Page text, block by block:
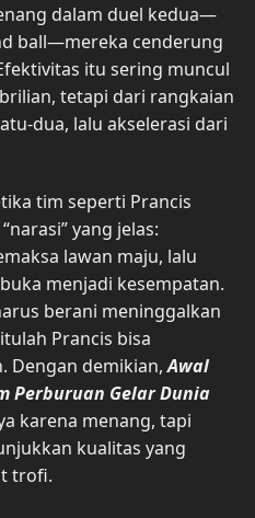
dalam duel kedua—
ball—mereka cenderung
itu sering muncul
tetapi dari rangkaian
dua, lalu akselerasi dari
tim seperti Prancis
yang jelas:
lawan maju, lalu
menjadi kesempatan.
berani meninggalkan
Prancis bisa
Dengan demikian,Awal
Perburuan Gelar Dunia
karena menang, tapi
kualitas yang
trofi.